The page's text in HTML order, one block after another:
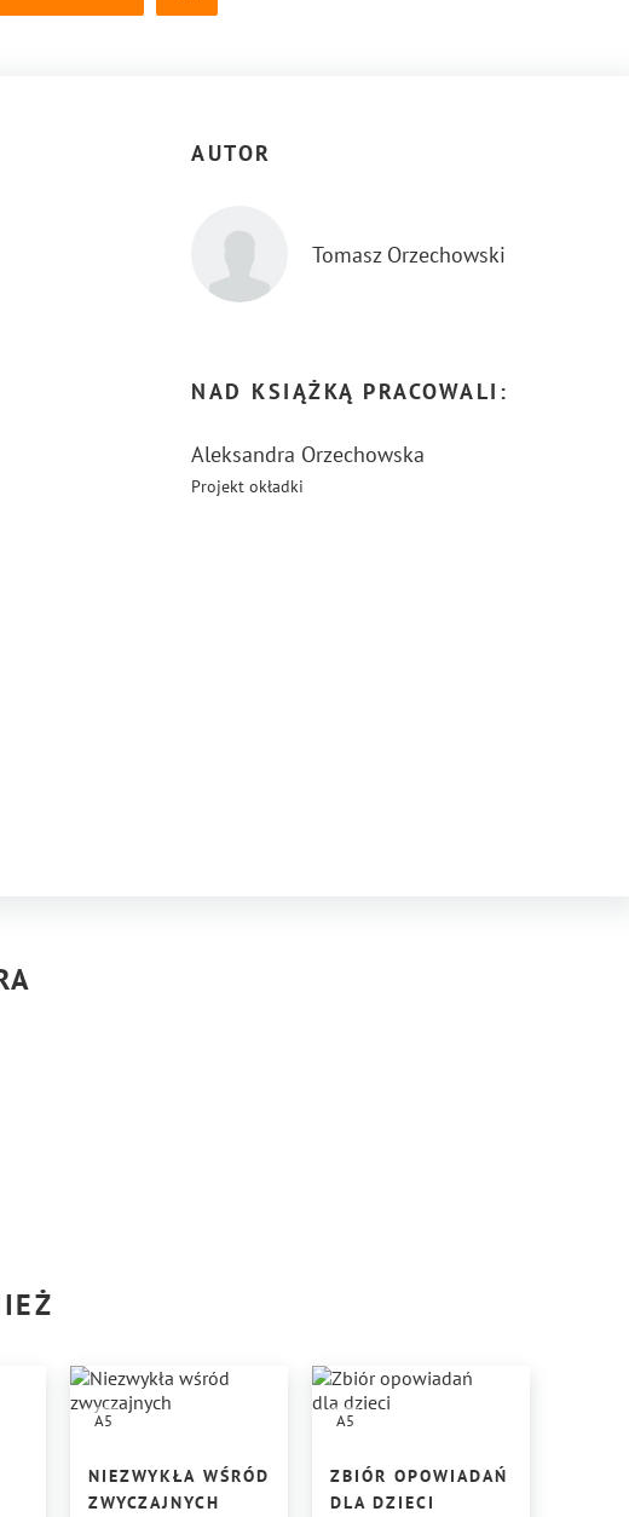
AUTOR
Tomasz Orzechowski
NAD KSIĄŻKĄ PRACOWALI:
Aleksandra Orzechowska
Projekt okładki
A5
NIEZWYKŁA WŚRÓD
ZWYCZAJNYCH
A5
ZBIÓR OPOWIADAŃ
DLA DZIECI